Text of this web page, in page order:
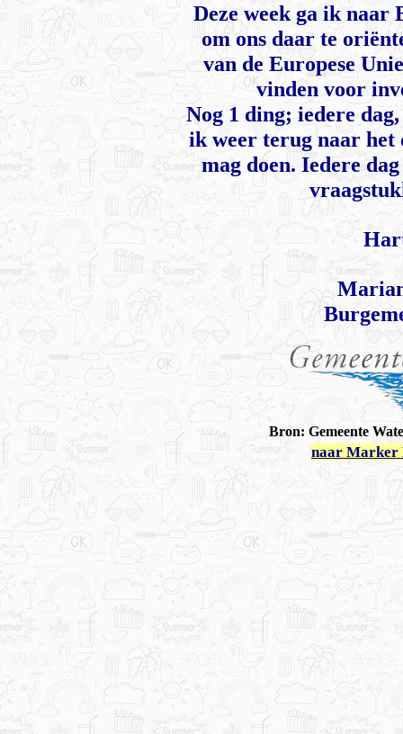
Deze week ga ik naar
om ons daar te
van de Europese
vinden voor
Nog 1 ding; iedere
ik weer terug naar
mag doen. Iedere
Bron: Gemeente
naar Marker